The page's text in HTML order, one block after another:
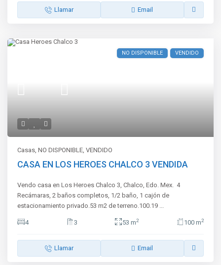
Llamar Email
NO DISPONIBLE VENDIDO
Casas,NO DISPONIBLE,VENDIDO
CASA EN LOS HEROES CHALCO 3 VENDIDA
Vendo casa en Los Heroes Chalco 3, Chalco, Edo. Mex. 4
Recámaras, 2 baños completos, 1/2 baño, 1 cajón de
estacionamiento privado.53 m2 de terreno.100.19 ...
4 3 53 m2 100 m2
Llamar Email